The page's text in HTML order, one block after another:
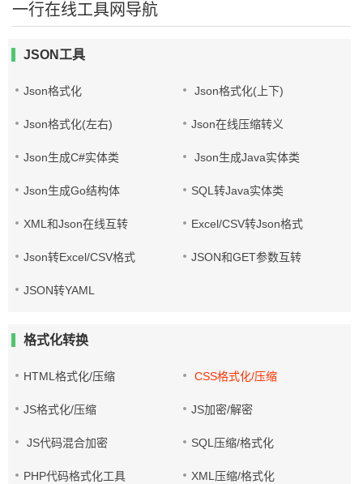
一行在线工具网导航
JSON工具
Json格式化 Json格式化(上下)
Json格式化(左右) Json在线压缩转义
Json生成C#实体类 Json生成Java实体类
Json生成Go结构体 SQL转Java实体类
XML和Json在线互转 Excel/CSV转Json格式
Json转Excel/CSV格式 JSON和GET参数互转
JSON转YAML
格式化转换
HTML格式化/压缩 CSS格式化/压缩
JS格式化/压缩 JS加密/解密
JS代码混合加密 SQL压缩/格式化
PHP代码格式化工具 XML压缩/格式化